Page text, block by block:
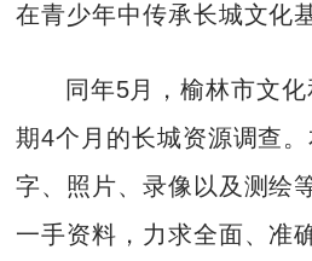
在青少年中传承长城文化
同年5月，榆林市文
期4个月的长城资源调查
字、照片、录像以及测绘
一手资料，力求全面、准